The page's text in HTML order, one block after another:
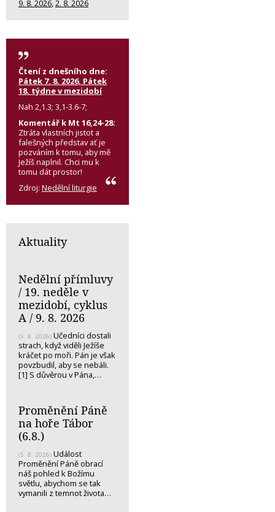
9. 8. 2026,2. 8. 2026
Čtení z dnešního dne:
Pátek 7. 8. 2026, Pátek
18. týdne v mezidobí
Nah 2,1.3; 3,1-3.6-7;
Komentář k Mt 16,24-28:
Ztráta vlastních jistot a
falešných představ ať je
pozváním k tomu, aby mě
Ježíš naplnil. Chci mu k
tomu dát prostor!
Zdroj: Nedělní liturgie
Aktuality
Nedělní přímluvy
/ 19. neděle v
mezidobí, cyklus
A / 9. 8. 2026
(5. 8. 2026) Učedníci dostali
strach, když viděli Ježíše
kráčet po moři. Pán je však
povzbudil, aby se nebáli.
[1] S důvěrou v Pána,…
Proměnění Páně
na hoře Tábor
(6.8.)
(5. 8. 2026) Událost
Proměnění Páně obrací
náš pohled k Božímu
světlu, abychom se tak
vymanili z temnot života…